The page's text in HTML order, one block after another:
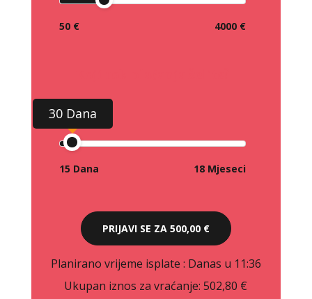
50 € 4000 €
30 Dana
15 Dana 18 Mjeseci
PRIJAVI SE ZA 500,00 €
Planirano vrijeme isplate : Danas u 11:36
Ukupan iznos za vraćanje:502,80 €